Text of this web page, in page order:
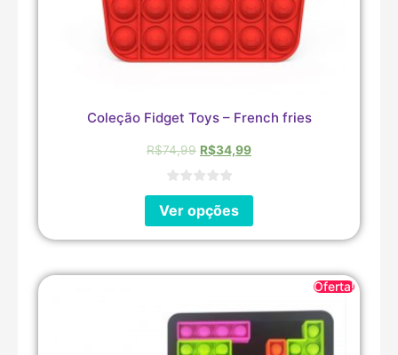
Coleção Fidget Toys – French fries
R$74,99 R$34,99
Ver opções
Oferta!